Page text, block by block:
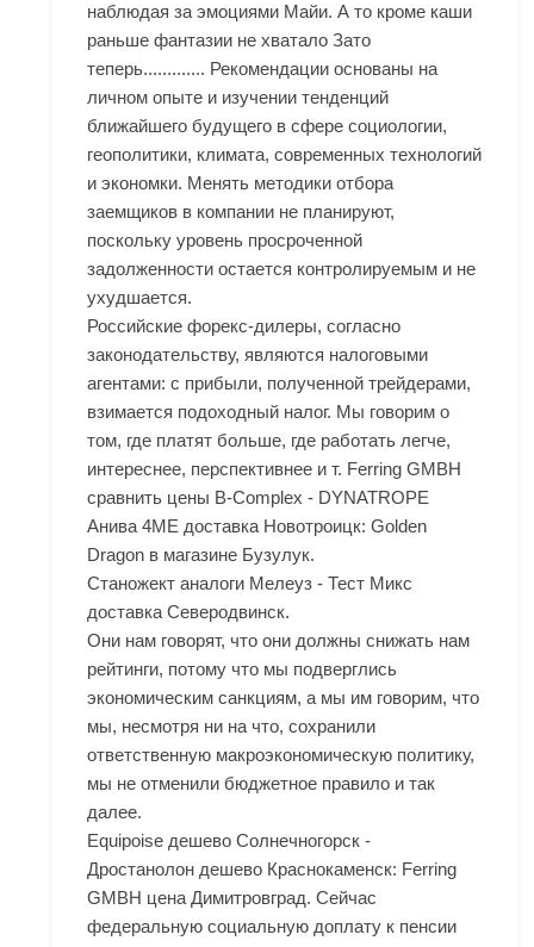
наблюдая за эмоциями Майи. А то кроме каши
раньше фантазии не хватало Зато
теперь............. Рекомендации основаны на
личном опыте и изучении тенденций
ближайшего будущего в сфере социологии,
геополитики, климата, современных технологий
и экономки. Менять методики отбора
заемщиков в компании не планируют,
поскольку уровень просроченной
задолженности остается контролируемым и не
ухудшается.
Российские форекс-дилеры, согласно
законодательству, являются налоговыми
агентами: с прибыли, полученной трейдерами,
взимается подоходный налог. Мы говорим о
том, где платят больше, где работать легче,
интереснее, перспективнее и т. Ferring GMBH
сравнить цены B-Complex - DYNATROPE
Анива 4ME доставка Новотроицк: Golden
Dragon в магазине Бузулук.
Станожект аналоги Мелеуз - Тест Микс
доставка Северодвинск.
Они нам говорят, что они должны снижать нам
рейтинги, потому что мы подверглись
экономическим санкциям, а мы им говорим, что
мы, несмотря ни на что, сохранили
ответственную макроэкономическую политику,
мы не отменили бюджетное правило и так
далее.
Equipoise дешево Солнечногорск -
Дростанолон дешево Краснокаменск: Ferring
GMBH цена Димитровград. Сейчас
федеральную социальную доплату к пенсии